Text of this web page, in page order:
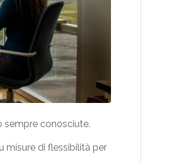
sempre conosciute.
misure di flessibilità per